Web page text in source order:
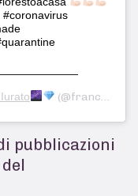
#coronavirus
(@francy_iuri) in data:
pubblicazioni
del